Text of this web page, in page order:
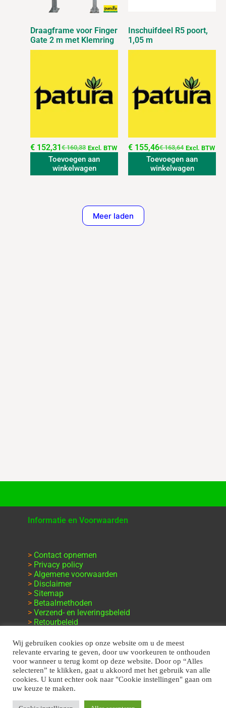
Draagframe voor Finger
Gate 2 m met Klemring
€160,33
€ 152,31 Excl. BTW
Toevoegen aan
winkelwagen
Inschuifdeel R5 poort,
1,05 m
€163,64
€ 155,46 Excl. BTW
Toevoegen aan
winkelwagen
Meer laden
Informatie en Voorwaarden
> Contact opnemen
> Privacy policy
> Algemene voorwaarden
> Disclaimer
> Sitemap
> Betaalmethoden
> Verzend- en leveringsbeleid
> Retourbeleid
Wij gebruiken cookies op onze website om u de meest
relevante ervaring te geven, door uw voorkeuren te onthouden
voor wanneer u terug komt op deze website. Door op “Alles
selecteren” te klikken, gaat u akkoord met het gebruik van alle
cookies. U kunt echter ook naar "Cookie instellingen" gaan om
uw keuze te maken.